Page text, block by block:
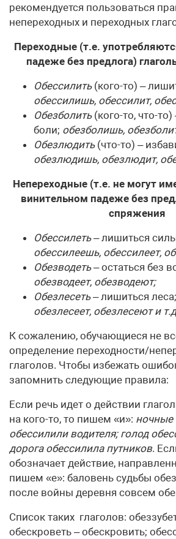
рекомендуется пользоваться
непереходных и переходных
Переходные (т.е.
падеже без предлога)
Обессилить(кого-то) –
обессилишь, обессилит,
Обезболить(кого-то, что-то)
боли; обезболишь,
Обезлюдить(что-то) –
обезлюдишь, обезлюдит,
Непереходные (т.е. не могут
винительном падеже без
спряжения
Обессилеть– лишиться
обессилеешь, обессилеет,
Обезводеть– остаться без
обезводеет, обезводеют;
Обезлесеть– лишиться леса;
обезлесеет, обезлесеют и
К сожалению, обучающиеся не
определение переходности/
глаголов. Чтобы избежать
запомнить следующие правила:
Если речь идет о действии
на кого-то, то пишем «и»:
обессилили водителя; голод
дорога обессилила путников.
обозначает действие,
пишем «е»: баловень судьбы
после войны деревня совсем
Список таких глаголов:
обескроветь – обескровить;